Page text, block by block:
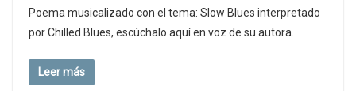
Poema musicalizado con el tema: Slow Blues interpretado
por Chilled Blues, escúchalo aquí en voz de su autora.
Leer más